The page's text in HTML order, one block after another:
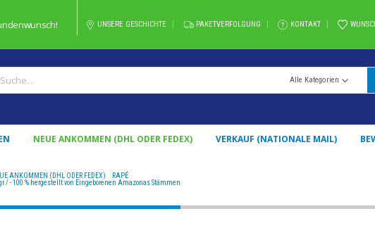
UNSERE GESCHICHTE PAKETVERFOLGUNG KONTAKT
Alle Kategorien
NEUE ANKOMMEN (DHL ODER FEDEX) VERKAUF (NATIONALE MAIL)
ANKOMMEN (DHL ODER FEDEX) RAPÉ
/ - 100 % hergestellt von Eingeborenen Amazonas Stämmen